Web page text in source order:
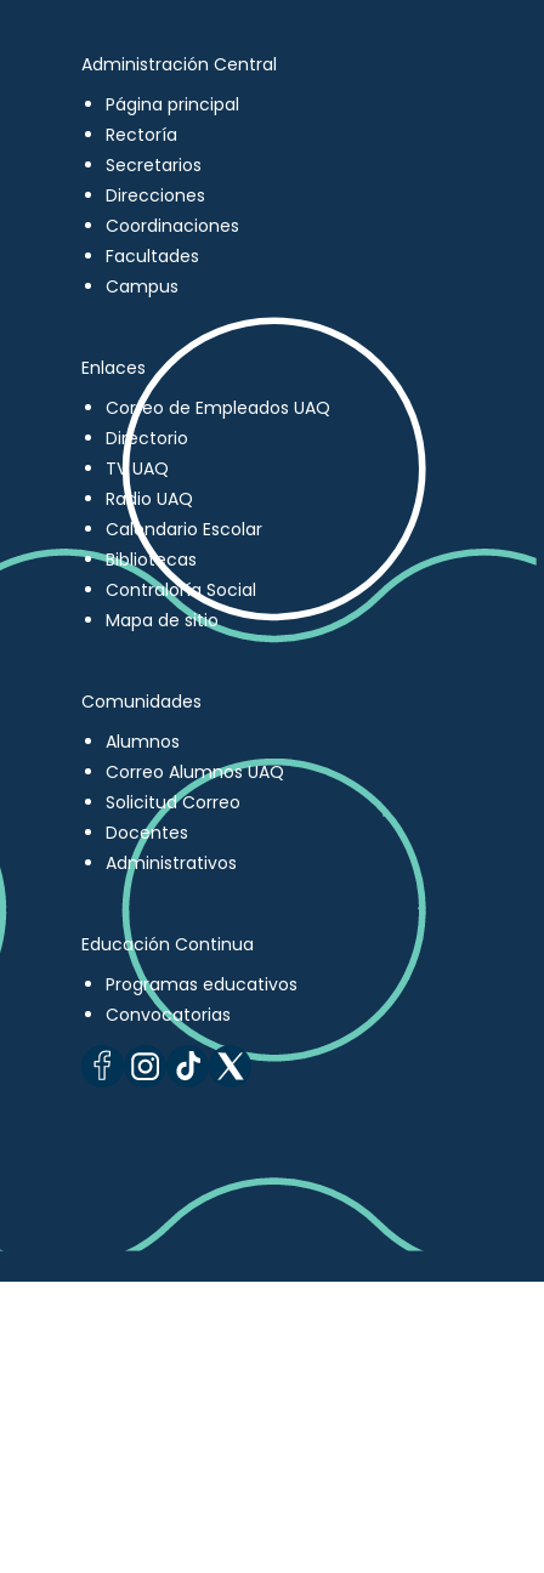
Administración Central
Página principal
Rectoría
Secretarios
Direcciones
Coordinaciones
Facultades
Campus
Enlaces
Correo de Empleados UAQ
Directorio
TV UAQ
Radio UAQ
Calendario Escolar
Bibliotecas
Contraloría Social
Mapa de sitio
Comunidades
Alumnos
Correo Alumnos UAQ
Solicitud Correo
Docentes
Administrativos
Educación Continua
Programas educativos
Convocatorias